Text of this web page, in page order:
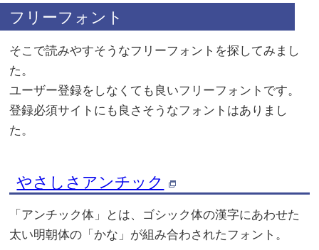
フリーフォント
そこで読みやすそうなフリーフォントを探してみまし
た。
ユーザー登録をしなくても良いフリーフォントです。
登録必須サイトにも良さそうなフォントはありまし
た。
やさしさアンチック
「アンチック体」とは、ゴシック体の漢字にあわせた
太い明朝体の「かな」が組み合わされたフォント。